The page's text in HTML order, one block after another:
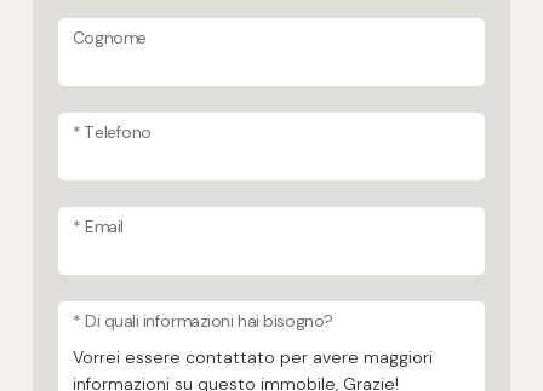
Cognome
* Telefono
* Email
* Di quali informazioni hai bisogno?